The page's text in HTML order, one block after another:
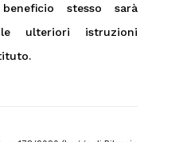
stesso sarà
le ulteriori istruzioni